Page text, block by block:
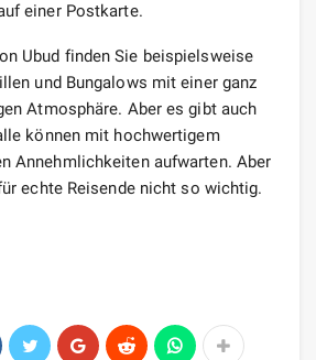
einer Postkarte.
Ubud finden Sie beispielsweise
und Bungalows mit einer ganz
Atmosphäre. Aber es gibt auch
können mit hochwertigem
Annehmlichkeiten aufwarten. Aber
echte Reisende nicht so wichtig.